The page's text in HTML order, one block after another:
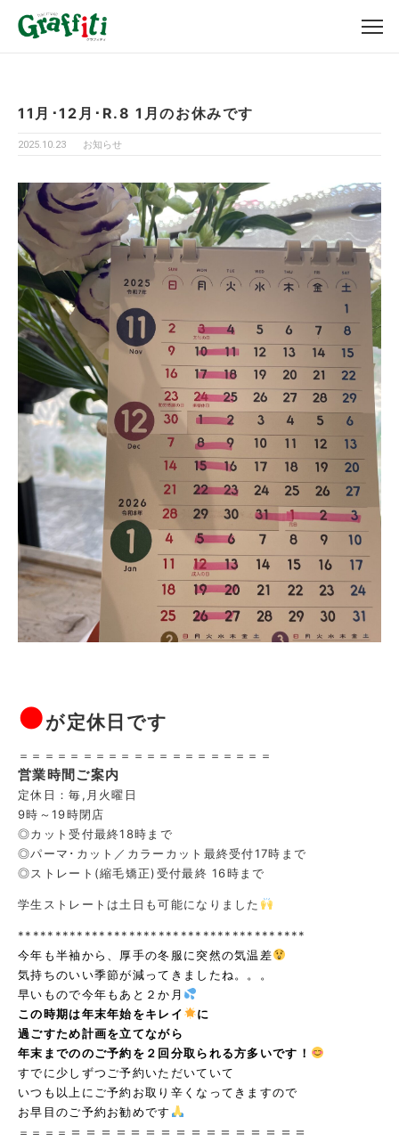
11月･12月･R.8 1月のお休みです
2025.10.23 お知らせ
●が定休日です
＝＝＝＝＝＝＝＝＝＝＝＝＝＝＝＝＝＝＝＝
営業時間ご案内
定休日：毎,月火曜日
9時～19時閉店
◎カット受付最終18時まで
◎パーマ･カット／カラーカット最終受付17時まで
◎ストレート(縮毛矯正)受付最終 16時まで
学生ストレートは土日も可能になりました
***************************************
今年も半袖から、厚手の冬服に突然の気温差
気持ちのいい季節が減ってきましたね。。。
早いもので今年もあと２か月
この時期は年末年始をキレイ
に
過ごすため計画を立てながら
年末までののご予約を２回分取られる方多いです！
すでに少しずつご予約いただいていて
いつも以上にご予約お取り辛くなってきますので
お早目のご予約お勧めです
＝＝＝＝ ＝＝＝＝＝＝＝＝＝＝＝＝＝＝＝＝